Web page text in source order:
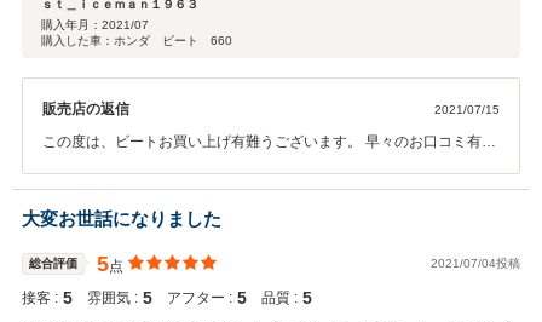
た状況であることを教わり、結果としては文句のつけてどころがなかったで
す。 また、良いところを探すのではなく悪いところを探してくださいと言わ
ってきて社長とともに最終の確認をし、悪いところはすべて対応するととも
に、保証も付けていただけるとのことで、更に40周年記念で、バッテリー新
至れり尽くせりで、ユーザー目線を実践されているすばらしいショップです
し、安心してお任せ出来るショップだと感じました！ 帰りはなんと！私の自
宅近くまでクルマで高速まで使って送っていただき、もう感謝しかありませ
ん。 これもひとえに、すべて社長のお人柄だと感じました。 社長ご自身が
クルマ大好き人間であり、利益優先ではなく、お客様の笑顔のために今まで
ｓｔ＿ｉｃｅｍａｎ１９６３
購入年月： 2021/07
購入した車：ホンダ ビート 660
販売店の返信 2021/07/15
この度は、ビートお買い上げ有難うございます。 早々のお口コミ有難
胸に抱きスタッフ一同真剣にお客様の笑顔つくりに邁進してまいりま
す。 これからもご指導の程宜しくお願い致します。 お客様のガレージ
としていつでもお待ち致しております。 コロナ対策等大変な時節御身
体ご自愛ください。
大変お世話になりました
総合評価 5点 2021/07/04投稿
接客 : 5 雰囲気 : 5 アフター : 5 品質 : 5